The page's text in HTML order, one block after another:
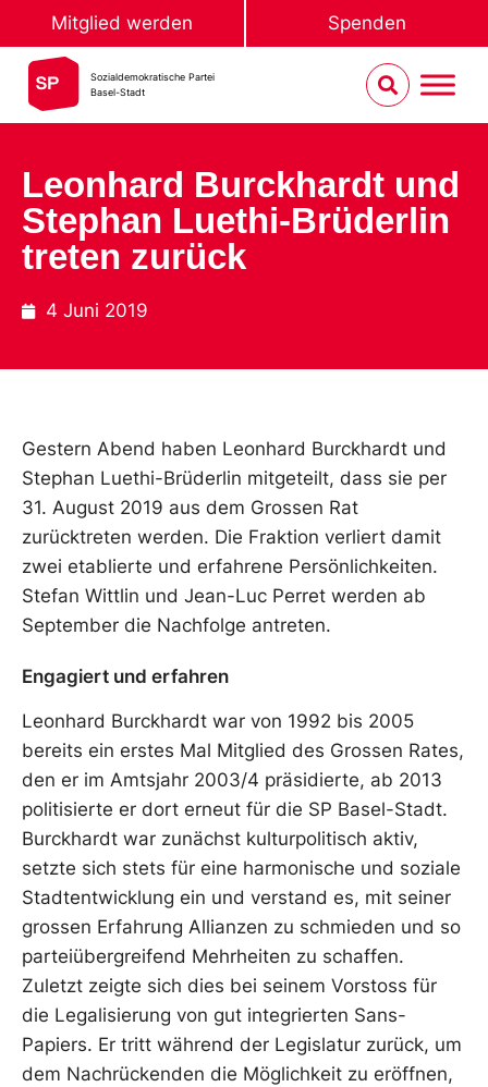
Mitglied werden Spenden
Sozialdemokratische Partei
Basel-Stadt
Leonhard Burckhardt und
Stephan Luethi-Brüderlin
treten zurück
4 Juni 2019
Gestern Abend haben Leonhard Burckhardt und
Stephan Luethi-Brüderlin mitgeteilt, dass sie per
31. August 2019 aus dem Grossen Rat
zurücktreten werden. Die Fraktion verliert damit
zwei etablierte und erfahrene Persönlichkeiten.
Stefan Wittlin und Jean-Luc Perret werden ab
September die Nachfolge antreten.
Engagiert und erfahren
Leonhard Burckhardt war von 1992 bis 2005
bereits ein erstes Mal Mitglied des Grossen Rates,
den er im Amtsjahr 2003/4 präsidierte, ab 2013
politisierte er dort erneut für die SP Basel-Stadt.
Burckhardt war zunächst kulturpolitisch aktiv,
setzte sich stets für eine harmonische und soziale
Stadtentwicklung ein und verstand es, mit seiner
grossen Erfahrung Allianzen zu schmieden und so
parteiübergreifend Mehrheiten zu schaffen.
Zuletzt zeigte sich dies bei seinem Vorstoss für
die Legalisierung von gut integrierten Sans-
Papiers. Er tritt während der Legislatur zurück, um
dem Nachrückenden die Möglichkeit zu eröffnen,